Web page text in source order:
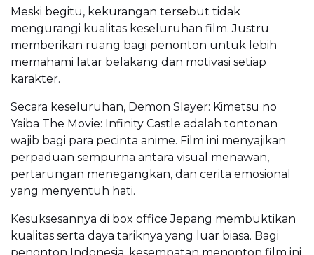
Meski begitu, kekurangan tersebut tidak
mengurangi kualitas keseluruhan film. Justru
memberikan ruang bagi penonton untuk lebih
memahami latar belakang dan motivasi setiap
karakter.
Secara keseluruhan, Demon Slayer: Kimetsu no
Yaiba The Movie: Infinity Castle adalah tontonan
wajib bagi para pecinta anime. Film ini menyajikan
perpaduan sempurna antara visual menawan,
pertarungan menegangkan, dan cerita emosional
yang menyentuh hati.
Kesuksesannya di box office Jepang membuktikan
kualitas serta daya tariknya yang luar biasa. Bagi